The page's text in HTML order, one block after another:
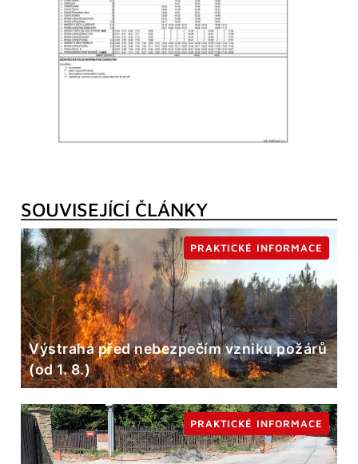
SOUVISEJÍCÍ ČLÁNKY
Výstraha před nebezpečím vzniku požárů
(od 1. 8.)
PRAKTICKÉ INFORMACE
PRAKTICKÉ INFORMACE